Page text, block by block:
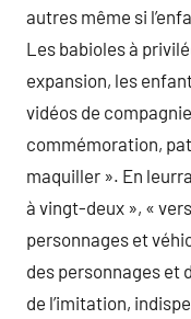
autres même si
Les babioles à
expansion, les
vidéos de
commémoration,
maquiller ». En
à vingt-deux », «
personnages et
des personnages et
de l’imitation,